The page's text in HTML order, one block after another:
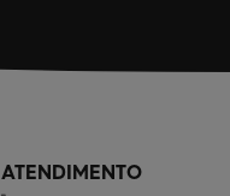
ATENDIMENTO